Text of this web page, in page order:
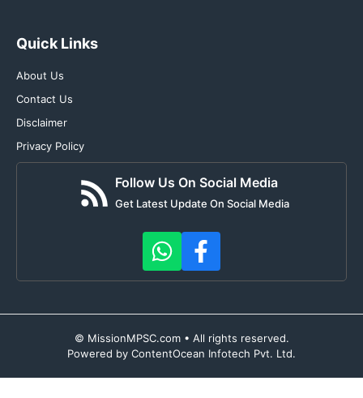
Quick Links
About Us
Contact Us
Disclaimer
Privacy Policy
Follow Us On Social Media
Get Latest Update On Social Media
© MissionMPSC.com • All rights reserved.
Powered by ContentOcean Infotech Pvt. Ltd.